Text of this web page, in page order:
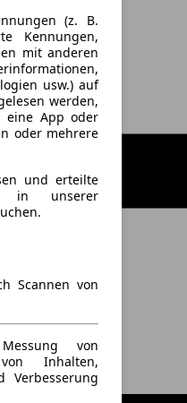
(z. B.
Kennungen,
mit anderen
usw.) auf
werden,
eine App oder
oder mehrere
und erteilte
in unserer
Scannen von
von
Inhalten,
Verbesserung